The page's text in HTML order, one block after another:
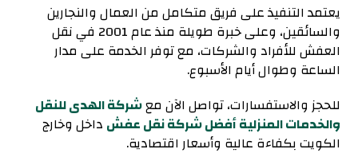
يعتمد التنفيذ على فريق متكامل من العمال والنجارين
والسائقين، وعلى
خبرة طويلة منذ عام 2001 في نقل
العفش للأفراد والشركات، مع توفر الخدمة على مدار
الساعة وطوال أيام الأسبوع.
للحجز والاستفسارات، تواصل الآن معشركة الهدى للنقل
والخدمات المنزلية أفضل شركة نقل عفش داخل وخارج
الكويت بكفاءة عالية وأسعار اقتصادية.